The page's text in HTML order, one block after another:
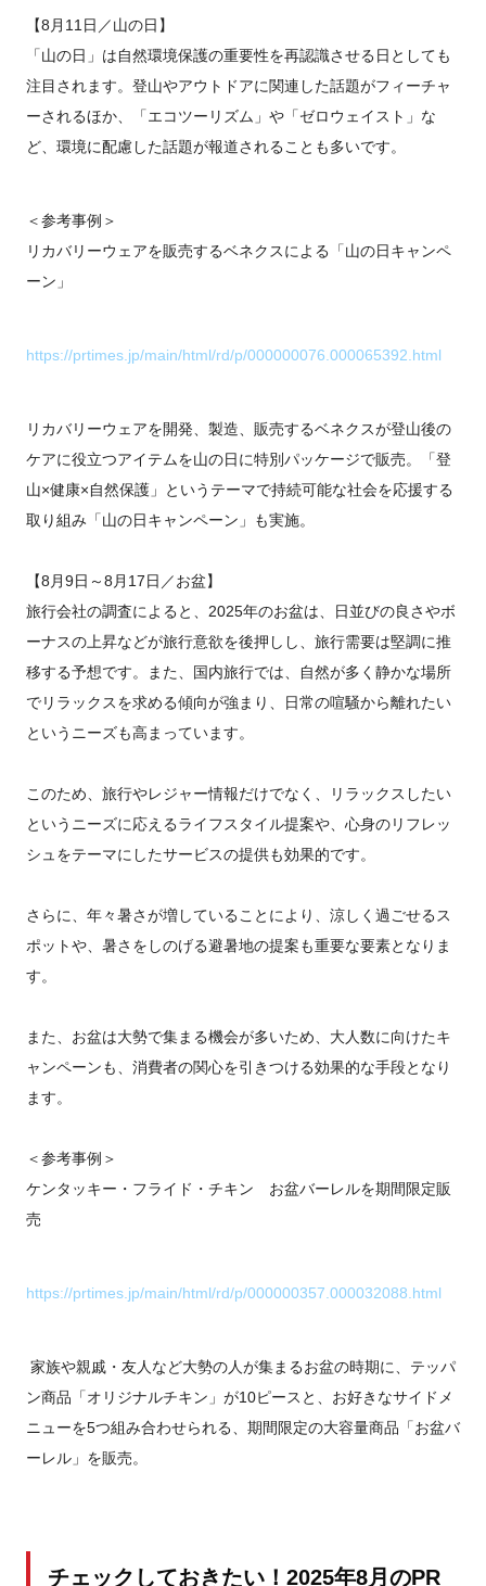
【8月11日／山の日】
「山の日」は自然環境保護の重要性を再認識させる日としても
注目されます。登山やアウトドアに関連した話題がフィーチャ
ーされるほか、「エコツーリズム」や「ゼロウェイスト」な
ど、環境に配慮した話題が報道されることも多いです。
＜参考事例＞
リカバリーウェアを販売するベネクスによる「山の日キャンペ
ーン」
https://prtimes.jp/main/html/rd/p/000000076.000065392.html
リカバリーウェアを開発、製造、販売するベネクスが登山後の
ケアに役立つアイテムを山の日に特別パッケージで販売。「登
山×健康×自然保護」というテーマで持続可能な社会を応援する
取り組み「山の日キャンペーン」も実施。
【8月9日～8月17日／お盆】
旅行会社の調査によると、2025年のお盆は、日並びの良さやボ
ーナスの上昇などが旅行意欲を後押しし、旅行需要は堅調に推
移する予想です。また、国内旅行では、自然が多く静かな場所
でリラックスを求める傾向が強まり、日常の喧騒から離れたい
というニーズも高まっています。
このため、旅行やレジャー情報だけでなく、リラックスしたい
というニーズに応えるライフスタイル提案や、心身のリフレッ
シュをテーマにしたサービスの提供も効果的です。
さらに、年々暑さが増していることにより、涼しく過ごせるス
ポットや、暑さをしのげる避暑地の提案も重要な要素となりま
す。
また、お盆は大勢で集まる機会が多いため、大人数に向けたキ
ャンペーンも、消費者の関心を引きつける効果的な手段となり
ます。
＜参考事例＞
ケンタッキー・フライド・チキン お盆バーレルを期間限定販
売
https://prtimes.jp/main/html/rd/p/000000357.000032088.html
家族や親戚・友人など大勢の人が集まるお盆の時期に、テッパ
ン商品「オリジナルチキン」が10ピースと、お好きなサイドメ
ニューを5つ組み合わせられる、期間限定の大容量商品「お盆バ
ーレル」を販売。
チェックしておきたい！2025年8月のPR